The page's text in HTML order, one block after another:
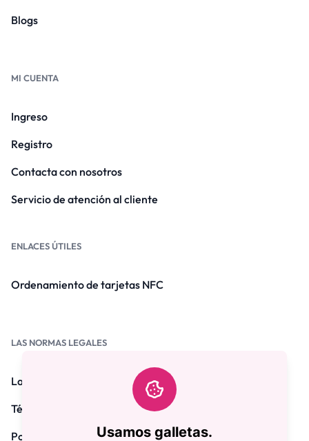
Usamos galletas.
Blogs
MI CUENTA
Ingreso
Registro
Contacta con nosotros
Servicio de atención al cliente
ENLACES ÚTILES
Ordenamiento de tarjetas NFC
LAS NORMAS LEGALES
Las preguntas frecuentes
Términos y condiciones
Política de privacidad